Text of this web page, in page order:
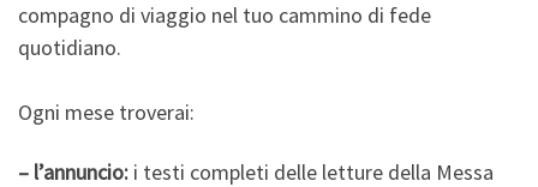
compagno di viaggio nel tuo cammino di fede
quotidiano.
Ogni mese troverai:
– l’annuncio: i testi completi delle letture della Messa